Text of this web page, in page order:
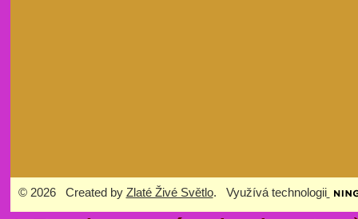
© 2026 Created by Zlaté Živé Světlo. Využívá technologii